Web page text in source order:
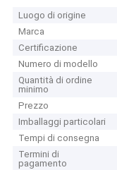
Luogo di origine
Marca
Certificazione
Numero di modello
Quantità di ordine
minimo
Prezzo
Imballaggi particolari
Tempi di consegna
Termini di
pagamento